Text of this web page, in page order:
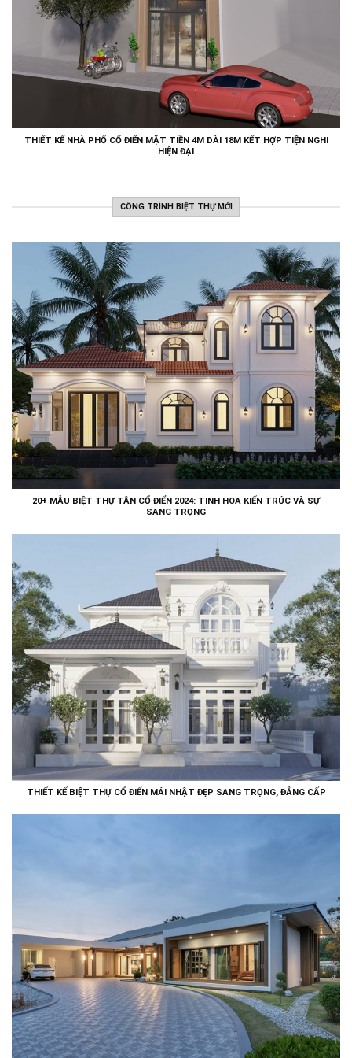
THIẾT KẾ NHÀ PHỐ CỔ ĐIỂN MẶT TIỀN 4M DÀI 18M KẾT HỢP TIỆN NGHI
HIỆN ĐẠI
CÔNG TRÌNH BIỆT THỰ MỚI
20+ MẪU BIỆT THỰ TÂN CỔ ĐIỂN 2024: TINH HOA KIẾN TRÚC VÀ SỰ
SANG TRỌNG
THIẾT KẾ BIỆT THỰ CỔ ĐIỂN MÁI NHẬT ĐẸP SANG TRỌNG, ĐẲNG CẤP